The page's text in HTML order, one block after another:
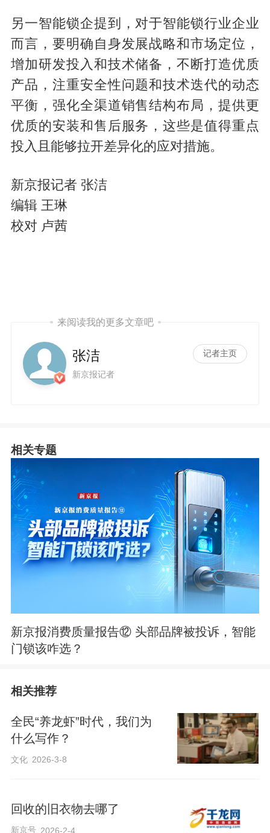
另一智能锁企提到，对于智能锁行业企业
而言，要明确自身发展战略和市场定位，
增加研发投入和技术储备，不断打造优质
产品，注重安全性问题和技术迭代的动态
平衡，强化全渠道销售结构布局，提供更
优质的安装和售后服务，这些是值得重点
投入且能够拉开差异化的应对措施。
新京报记者 张洁
编辑 王琳
校对 卢茜
来阅读我的更多文章吧
张洁
新京报记者
记者主页
相关专题
新京报消费质量报告⑫ 头部品牌被投诉，智能
门锁该咋选？
相关推荐
全民“养龙虾”时代，我们为
什么写作？
文化 2026-3-8
回收的旧衣物去哪了
新京号 2026-2-4